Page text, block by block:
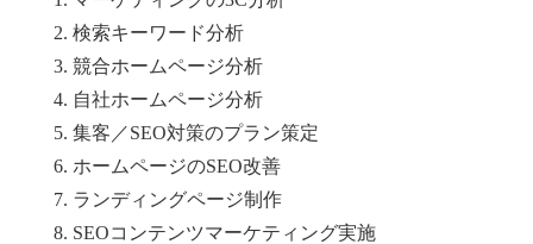
検索キーワード分析
競合ホームページ分析
自社ホームページ分析
集客／SEO対策のプラン策定
ホームページのSEO改善
ランディングページ制作
SEOコンテンツマーケティング実施